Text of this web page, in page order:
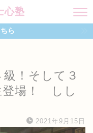
心塾
ら
！そして３
登場！ しし
2021年9月15日